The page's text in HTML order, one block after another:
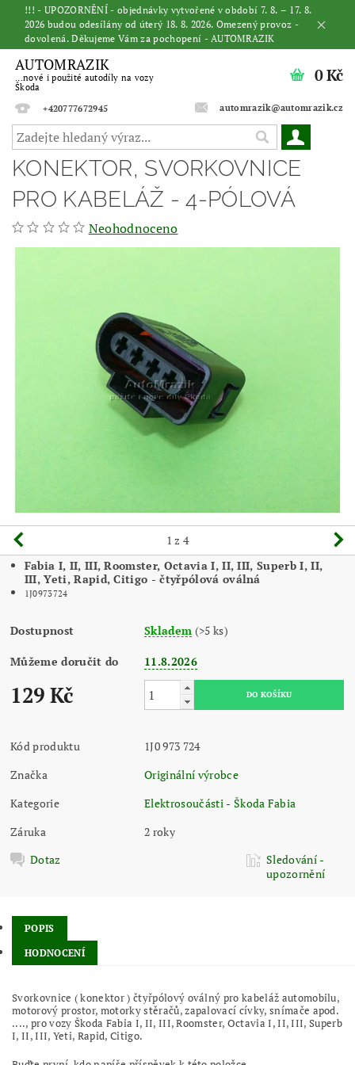
!!! - UPOZORNĚNÍ - objednávky vytvořené v období 7. 8. – 17. 8.
2026 budou odesílány od úterý 18. 8. 2026. Omezený provoz -
dovolená. Děkujeme Vám za pochopení - AUTOMRAZIK
AUTOMRAZIK
...nové i použité autodíly na vozy
Škoda
+420777672945
automrazik@automrazik.cz
0 Kč
KONEKTOR, SVORKOVNICE
PRO KABELÁŽ - 4-PÓLOVÁ
Neohodnoceno
1 z 4
Fabia I, II, III, Roomster, Octavia I, II, III, Superb I, II,
III, Yeti, Rapid, Citigo - čtyřpólová oválná
1J0973724
Dostupnost Skladem (>5 ks)
Můžeme doručit do 11.8.2026
129 Kč
Kód produktu
1J0 973 724
Značka
Originální výrobce
Kategorie
Elektrosoučásti - Škoda Fabia
Záruka
2 roky
Dotaz
Sledování -
upozornění
POPIS
HODNOCENÍ
Svorkovnice ( konektor ) čtyřpólový oválný pro kabeláž automobilu,
motorový prostor, motorky stěračů, zapalovací cívky, snímače apod.
...., pro vozy Škoda Fabia I, II, III, Roomster, Octavia I, II, III, Superb
I, II, III, Yeti, Rapid, Citigo.